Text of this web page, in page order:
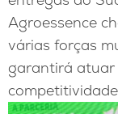
Agroessence
várias forças
garantirá atuar